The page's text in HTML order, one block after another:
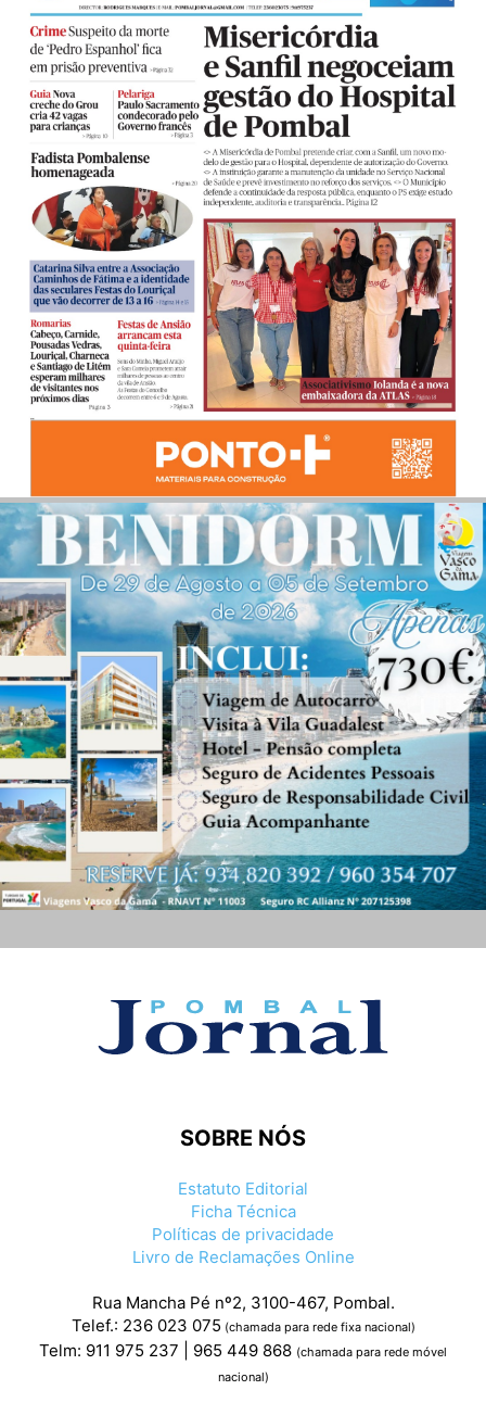
SOBRE NÓS
Estatuto Editorial
Ficha Técnica
Políticas de privacidade
Livro de Reclamações Online
Rua Mancha Pé nº2, 3100-467, Pombal.
Telef.: 236 023 075 (chamada para rede fixa nacional)
Telm: 911 975 237 | 965 449 868 (chamada para rede móvel
nacional)